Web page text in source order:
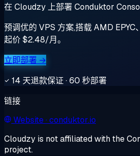
在 Cloudzy 上部署 Conduktor
预调优的 VPS 方案,搭载 AMD EPYC
起价 $2.48/月。
立即部署 →
14 天退款保证 · 60 秒部署
链接
Website· conduktor.io
Cloudzy is not affiliated with the
project.